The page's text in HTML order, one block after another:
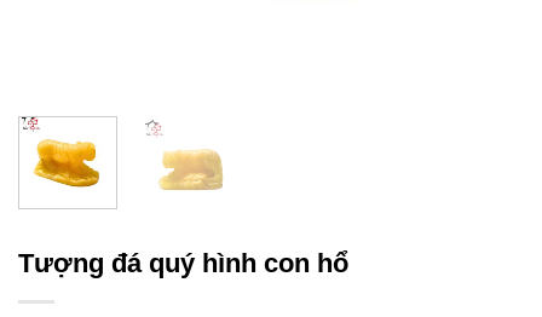
Tượng đá quý hình con hổ